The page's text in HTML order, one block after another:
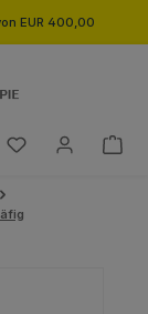
EUR 400,00
Du hast 0